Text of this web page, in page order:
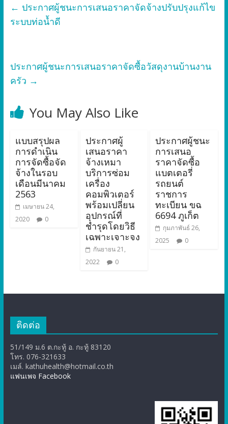
← ประกาศผู้ชนะการเสนอราคาจัดจ้างปรับปรุงแก้ไข
ระบบท่อน้ำดี
ประกาศผู้ชนะการเสนอราคาจัดซื้อวัสดุงานบ้านงาน
ครัว →
You May Also Like
แบบสรุปผล
การดำเนิน
การจัดซื้อจัด
จ้างในรอบ
เดือนมีนาคม
2563
เมษายน 24,
2020
0
ประกาศผู้
เสนอราคา
จ้างเหมา
บริการซ่อม
เครื่อง
คอมพิวเตอร์
พร้อมเปลี่ยน
อุปกรณ์ที่
ชำรุดโดยวิธี
เฉพาะเจาะจง
กันยายน 21,
2022
0
ประกาศผู้ชนะ
การเสนอ
ราคาจัดซื้อ
แบตเตอรี่
รถยนต์
ราชการ
ทะเบียน ขฉ
6694 ภูเก็ต
กุมภาพันธ์ 26,
2025
0
ติดต่อ
51/149 ม.6 ต.กะทู้ อ. กะทู้ 83120
โทร. 076-321633
เมล์. kathuhealth@hotmail.co.th
แฟนเพจ Facebook